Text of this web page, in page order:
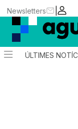
|
Newsletters
ÚLTIMES